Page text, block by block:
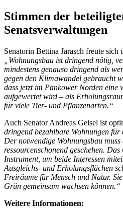
Stimmen der
Senatsverwaltungen
Senatorin Bettina Jarasch freute sich
„Wohnungsbau ist dringend nötig,
mindestens genauso dringend als
gegen den Klimawandel gebraucht
dass jetzt im Pankower Norden eine
aufgewertet wird – als
für viele Tier- und Pflanzenarten.“
Auch Senator Andreas Geisel ist
dringend bezahlbare Wohnungen
Der notwendige Wohnungsbau
ressourcenschonend geschehen.
Instrument, um beide Interessen
Ausgleichs- und Erholungsflächen
Freiräume für Mensch und Natur.
Grün gemeinsam wachsen können.“
Weitere Informationen: